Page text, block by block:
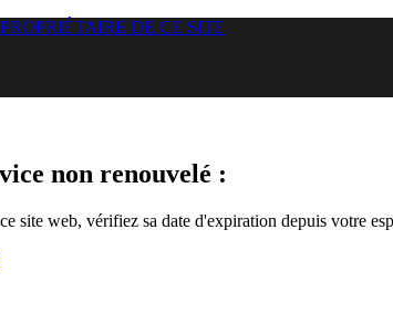
DE CE SITE
non renouvelé :
site web, vérifiez sa date d'expiration depuis votre